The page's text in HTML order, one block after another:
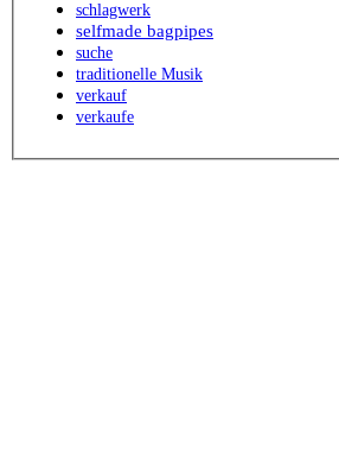
schlagwerk
selfmade bagpipes
suche
traditionelle Musik
verkauf
verkaufe